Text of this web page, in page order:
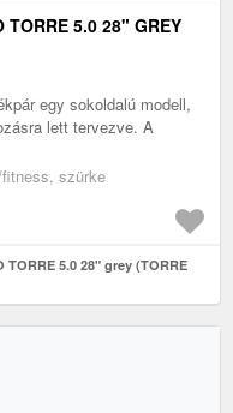
TORRE 5.0 28" GREY
egy sokoldalú modell,
lett tervezve. A
szürke
5.0 28" grey (TORRE